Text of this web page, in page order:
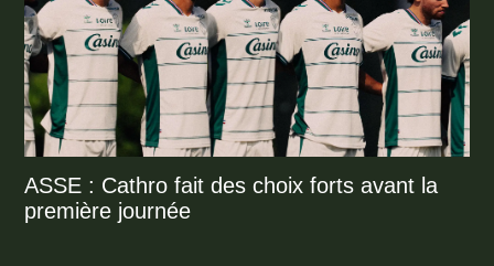
ASSE : Cathro fait des choix forts avant la
première journée